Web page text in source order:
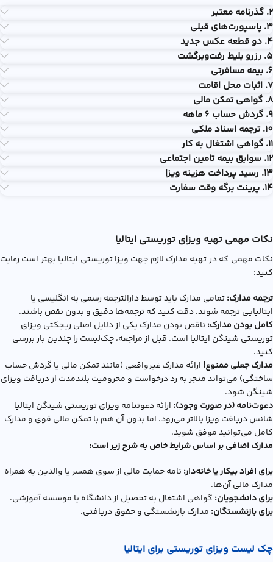
2. گذرنامه معتبر
3. پاسپورت‌های قبلی
4. دو قطعه عکس جدید
5. رزرو بلیط رفت‌وبرگشت
6. بیمه مسافرتی
7. اثبات محل اقامت
8. گواهی تمکن مالی
9. گردش حساب 6 ماهه
10. ترجمه اسناد ملکی
11. گواهی اشتغال به کار
12. سوابق بیمه تامین اجتماعی
13. رسید پرداخت هزینه ویزا
14. پرینت برگه وقت سفارت
نکات مهمی تهیه ویزای توریستی ایتالیا
نکات مهمی که در تهیه مدارک لازم جهت ویزا توریستی ایتالیا بهتر است رعایت
کنید:
ترجمه مدارک:تمامی مدارک باید توسط دارالترجمه رسمی به انگلیسی یا
ایتالیایی ترجمه شوند. دقت کنید که ترجمه‌ها دقیق و بدون نقص باشند.
کامل بودن مدارک: ناقص بودن مدارک یکی از دلایل اصلی ریجکتی ویزای
توریستی شینگن ایتالیا است. قبل از مراجعه، چک‌لیست را چندین بار بررسی
کنید.
مدارک جعلی ممنوع! ارائه مدارک غیرواقعی (مانند تمکن مالی یا گردش حساب
ساختگی) می‌تواند منجر به رد درخواست و محرومیت بلندمدت از دریافت ویزای
شینگن شود.
دعوت‌نامه (در صورت وجود): ارائه دعوتنامه ویزای توریستی شینگن ایتالیا
شانس دریافت ویزا بالاتر می‌رود. اما بدون آن هم با تمکن مالی قوی و مدارک
کامل می‌توانید موفق شوید.
مدارک اضافی بر اساس شرایط خاص به شرح زیر است:
برای افراد بیکار یا خانه‌دار: نامه حمایت مالی از سوی همسر یا والدین به همراه
مدارک مالی آن‌ها.
برای دانشجویان: گواهی اشتغال به تحصیل از دانشگاه یا موسسه آموزشی.
برای بازنشستگان: مدارک بازنشستگی و حقوق دریافتی.
چک لیست ویزای توریستی برای ایتالیا